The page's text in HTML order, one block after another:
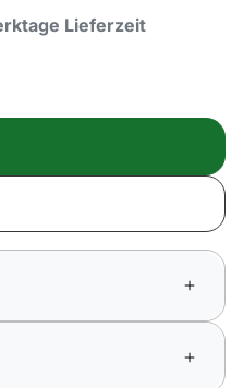
Lieferzeit